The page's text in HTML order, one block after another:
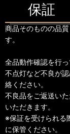
保証
商品そのものの品
す。
全品動作確認を行っ
不点灯など不良が
絡ください。
不良品をご返送い
いただきます。
※保証を受けられる
に保管ください。